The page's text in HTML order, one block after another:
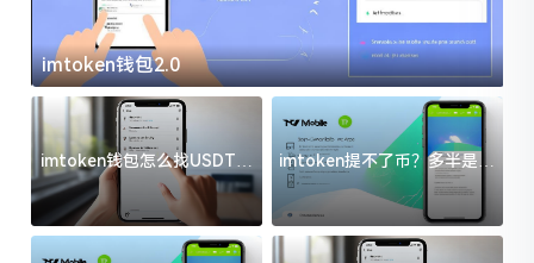
imtoken钱包2.0
imtoken钱包怎么找USDT地
址？三步搞定不踩坑
imtoken提不了币？多半是这
几件事没处理好